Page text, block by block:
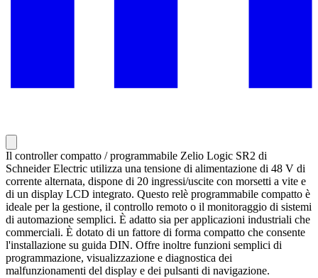
Il controller compatto / programmabile Zelio Logic SR2 di
Schneider Electric utilizza una tensione di alimentazione di 48 V di
corrente alternata, dispone di 20 ingressi/uscite con morsetti a vite e
di un display LCD integrato. Questo relè programmabile compatto è
ideale per la gestione, il controllo remoto o il monitoraggio di sistemi
di automazione semplici. È adatto sia per applicazioni industriali che
commerciali. È dotato di un fattore di forma compatto che consente
l'installazione su guida DIN. Offre inoltre funzioni semplici di
programmazione, visualizzazione e diagnostica dei
malfunzionamenti del display e dei pulsanti di navigazione.